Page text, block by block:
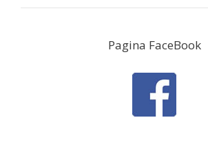
Pagina FaceBook